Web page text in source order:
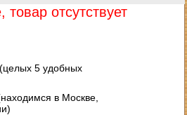
товар отсутствует
5 удобных
в Москве,